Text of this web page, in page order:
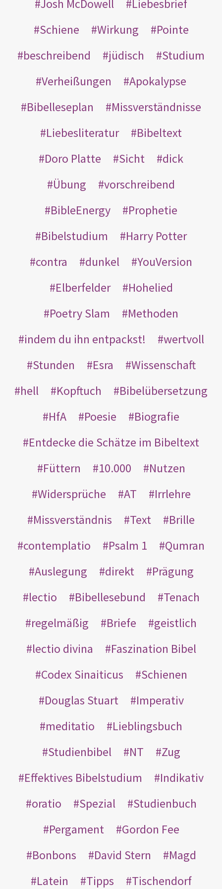
Josh McDowell
Liebesbrief
Schiene
Wirkung
Pointe
beschreibend
jüdisch
Studium
Verheißungen
Apokalypse
Bibelleseplan
Missverständnisse
Liebesliteratur
Bibeltext
Doro Platte
Sicht
dick
Übung
vorschreibend
BibleEnergy
Prophetie
Bibelstudium
Harry Potter
contra
dunkel
YouVersion
Elberfelder
Hohelied
Poetry Slam
Methoden
indem du ihn entpackst!
wertvoll
Stunden
Esra
Wissenschaft
hell
Kopftuch
Bibelübersetzung
HfA
Poesie
Biografie
Entdecke die Schätze im Bibeltext
Füttern
10.000
Nutzen
Widersprüche
AT
Irrlehre
Missverständnis
Text
Brille
contemplatio
Psalm 1
Qumran
Auslegung
direkt
Prägung
lectio
Bibellesebund
Tenach
regelmäßig
Briefe
geistlich
lectio divina
Faszination Bibel
Codex Sinaiticus
Schienen
Douglas Stuart
Imperativ
meditatio
Lieblingsbuch
Studienbibel
NT
Zug
Effektives Bibelstudium
Indikativ
oratio
Spezial
Studienbuch
Pergament
Gordon Fee
Bonbons
David Stern
Magd
Latein
Tipps Tischendorf